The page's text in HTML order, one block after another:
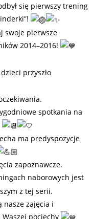
się pierwszy trening
swoje pierwsze
2014–2016!
przyszło
spotkania na
ma predyspozycje
zapoznawcze.
naborowych jest
z tej serii.
nasze zajęcia i
pociechy